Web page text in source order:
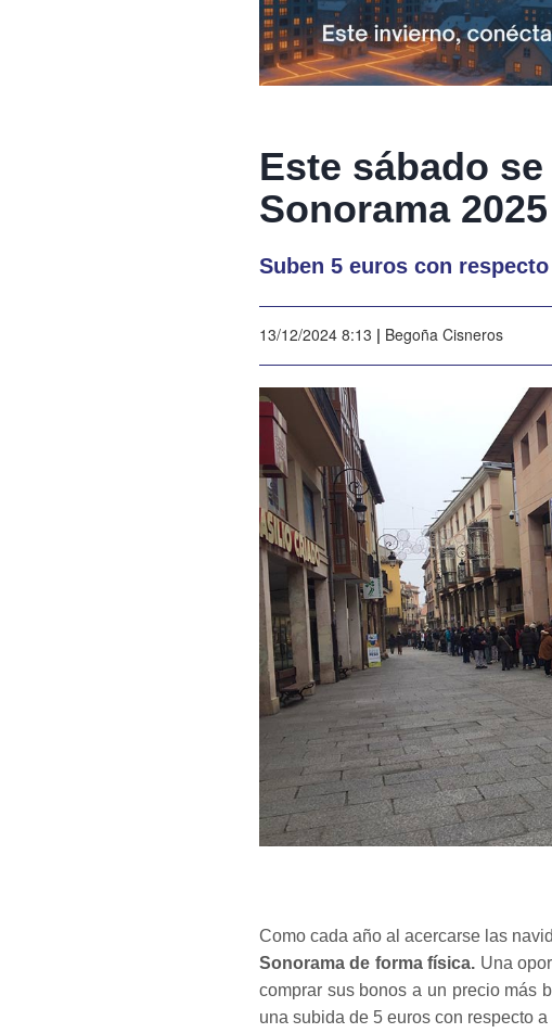
Este sábado
Sonorama 2025
Suben 5 euros con
13/12/2024 8:13 | Begoña Cisneros
Como cada año al acercarse las
Sonorama de forma física. Una
comprar sus bonos a un precio más
una subida de 5 euros con respecto a